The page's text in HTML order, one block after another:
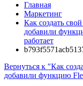
Главная
Маркетинг
Как создать
добавили
работает
Вернуться к "Как
добавили функцию